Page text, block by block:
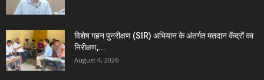
विशेष गहन पुनरीक्षण (SIR) अभियान के अंतर्गत मतदान केंद्रों का
निरीक्षण,...
August 4, 2026